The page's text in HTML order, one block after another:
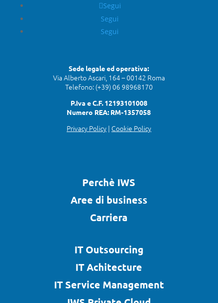
Segui
Segui
Segui
Sede legale ed operativa:
Via Alberto Ascari, 164 – 00142 Roma
Telefono: (+39) 06 98968170
P.Iva e C.F. 12193101008
Numero REA: RM-1357058
Privacy Policy| Cookie Policy
Perchè IWS
Aree di business
Carriera
IT Outsourcing
IT Achitecture
IT Service Management